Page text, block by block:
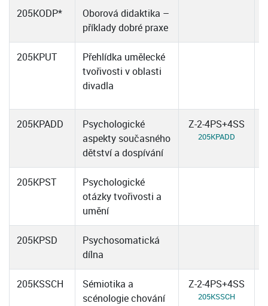
205KODP*
Oborová didaktika –
příklady dobré praxe
205KPUT
Přehlídka umělecké
tvořivosti v oblasti
divadla
205KPADD
Psychologické
aspekty současného
dětství a dospívání
Z-2-4PS+4SS
205KPADD
205KPST
Psychologické
otázky tvořivosti a
umění
205KPSD
Psychosomatická
dílna
205KSSCH
Sémiotika a
scénologie chování
Z-2-4PS+4SS
205KSSCH